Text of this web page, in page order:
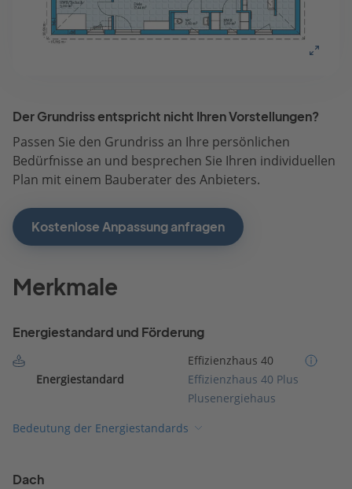
Der Grundriss entspricht nicht Ihren Vorstellungen?
Passen Sie den Grundriss an Ihre persönlichen
Bedürfnisse an und besprechen Sie Ihren individuellen
Plan mit einem Bauberater des Anbieters.
Kostenlose Anpassung anfragen
Merkmale
Energiestandard und Förderung
Energiestandard
Effizienzhaus 40
Effizienzhaus 40 Plus
Plusenergiehaus
Bedeutung der Energiestandards
Dach